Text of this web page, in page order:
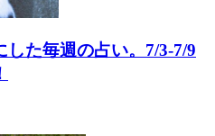
た毎週の占い。7/3-7/9